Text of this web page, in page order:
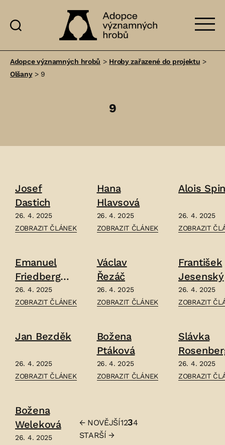
významných
Adopce významných hrobů > Hroby zařazené do projektu >
Olšany> 9
9
Josef
Dastich
26. 4. 2025
ČLÁNEK:
–
ZOBRAZIT ČLÁNEK
Hana
Hlavsová
26. 4. 2025
ČLÁNEK:
–
ZOBRAZIT ČLÁNEK
Alois
26. 4. 2025
ČLÁNEK:
–
ZOBRAZIT
Emanuel
Friedberg
Mírohorský
26. 4. 2025
ČLÁNEK:
MÍROHORSKÝ
ZOBRAZIT ČLÁNEK
Václav
Řezáč
26. 4. 2025
ČLÁNEK:
–
ZOBRAZIT ČLÁNEK
František
Jesenský
26. 4. 2025
ČLÁNEK:
–
ZOBRAZIT
Jan Bezděk
26. 4. 2025
ČLÁNEK:
–
ZOBRAZIT ČLÁNEK
Božena
Ptáková
26. 4. 2025
ČLÁNEK:
ZOBRAZIT ČLÁNEK
Slávka
vá
26. 4. 2025
ČLÁNEK:
ZOBRAZIT
Božena
Weleková
26. 4. 2025
Stránkování
← NOVĚJŠÍ1234
STARŠÍ→